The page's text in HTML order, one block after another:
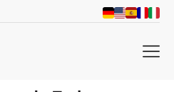
menu